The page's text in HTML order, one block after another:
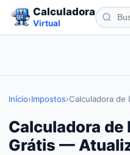
Calculadora
Virtual
Início›Impostos›Calculadora de
Calculadora de
Grátis —